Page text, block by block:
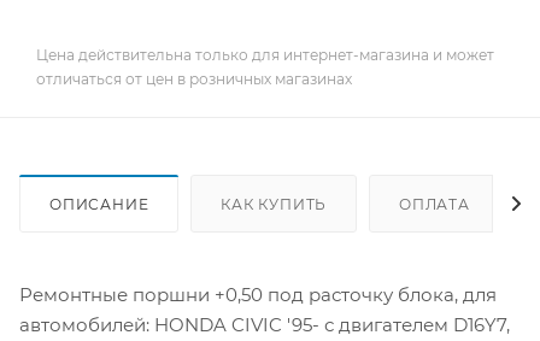
Цена действительна только для интернет-магазина и может
отличаться от цен в розничных магазинах
ОПИСАНИЕ КАК КУПИТЬ ОПЛАТА
Ремонтные поршни +0,50 под расточку блока, для
автомобилей: HONDA CIVIC '95- с двигателем D16Y7,